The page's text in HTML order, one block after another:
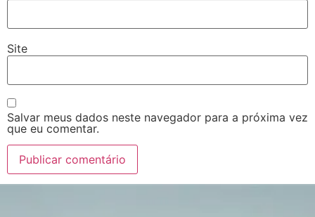
Site
Salvar meus dados neste navegador para a próxima vez
que eu comentar.